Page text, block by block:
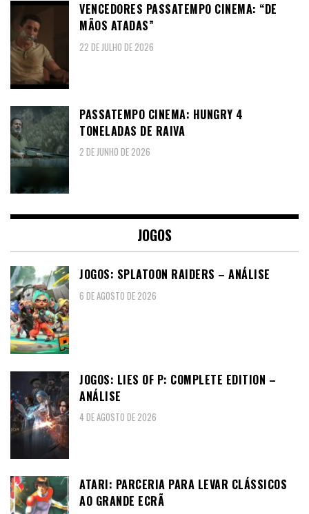
VENCEDORES PASSATEMPO CINEMA: “DE
MÃOS ATADAS”
22 DE JULHO DE 2026
PASSATEMPO CINEMA: HUNGRY 4
TONELADAS DE RAIVA
2 DE JUNHO DE 2026
JOGOS
JOGOS: SPLATOON RAIDERS – ANÁLISE
6 DE AGOSTO DE 2026
JOGOS: LIES OF P: COMPLETE EDITION –
ANÁLISE
4 DE AGOSTO DE 2026
ATARI: PARCERIA PARA LEVAR CLÁSSICOS
AO GRANDE ECRÃ